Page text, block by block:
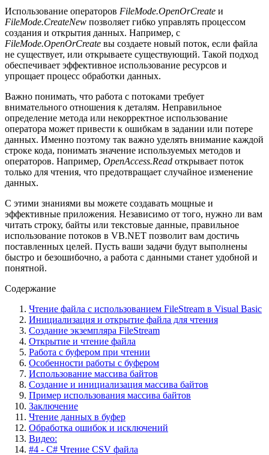
Использование операторов FileMode.OpenOrCreate и
FileMode.CreateNew позволяет гибко управлять процессом
создания и открытия данных. Например, с
FileMode.OpenOrCreate вы создаете новый поток, если файла
не существует, или открываете существующий. Такой подход
обеспечивает эффективное использование ресурсов и
упрощает процесс обработки данных.
Важно понимать, что работа с потоками требует
внимательного отношения к деталям. Неправильное
определение метода или некорректное использование
оператора может привести к ошибкам в задании или потере
данных. Именно поэтому так важно уделять внимание каждой
строке кода, понимать значение используемых методов и
операторов. Например, OpenAccess.Read открывает поток
только для чтения, что предотвращает случайное изменение
данных.
С этими знаниями вы можете создавать мощные и
эффективные приложения. Независимо от того, нужно ли вам
читать строку, байты или текстовые данные, правильное
использование потоков в VB.NET позволит вам достичь
поставленных целей. Пусть ваши задачи будут выполнены
быстро и безошибочно, а работа с данными станет удобной и
понятной.
Содержание
Чтение файла с использованием FileStream в Visual Basic
Инициализация и открытие файла для чтения
Создание экземпляра FileStream
Открытие и чтение файла
Работа с буфером при чтении
Особенности работы с буфером
Использование массива байтов
Создание и инициализация массива байтов
Пример использования массива байтов
Заключение
Чтение данных в буфер
Обработка ошибок и исключений
Видео:
#4 - C# Чтение CSV файла